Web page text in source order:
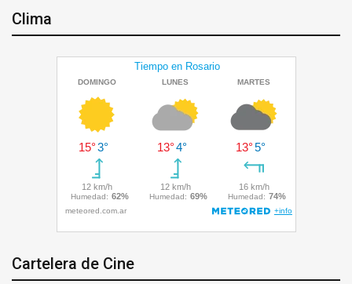
Clima
Cartelera de Cine